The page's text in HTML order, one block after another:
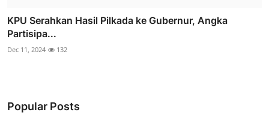
KPU Serahkan Hasil Pilkada ke Gubernur, Angka
Partisipa...
Dec 11, 2024 132
Popular Posts